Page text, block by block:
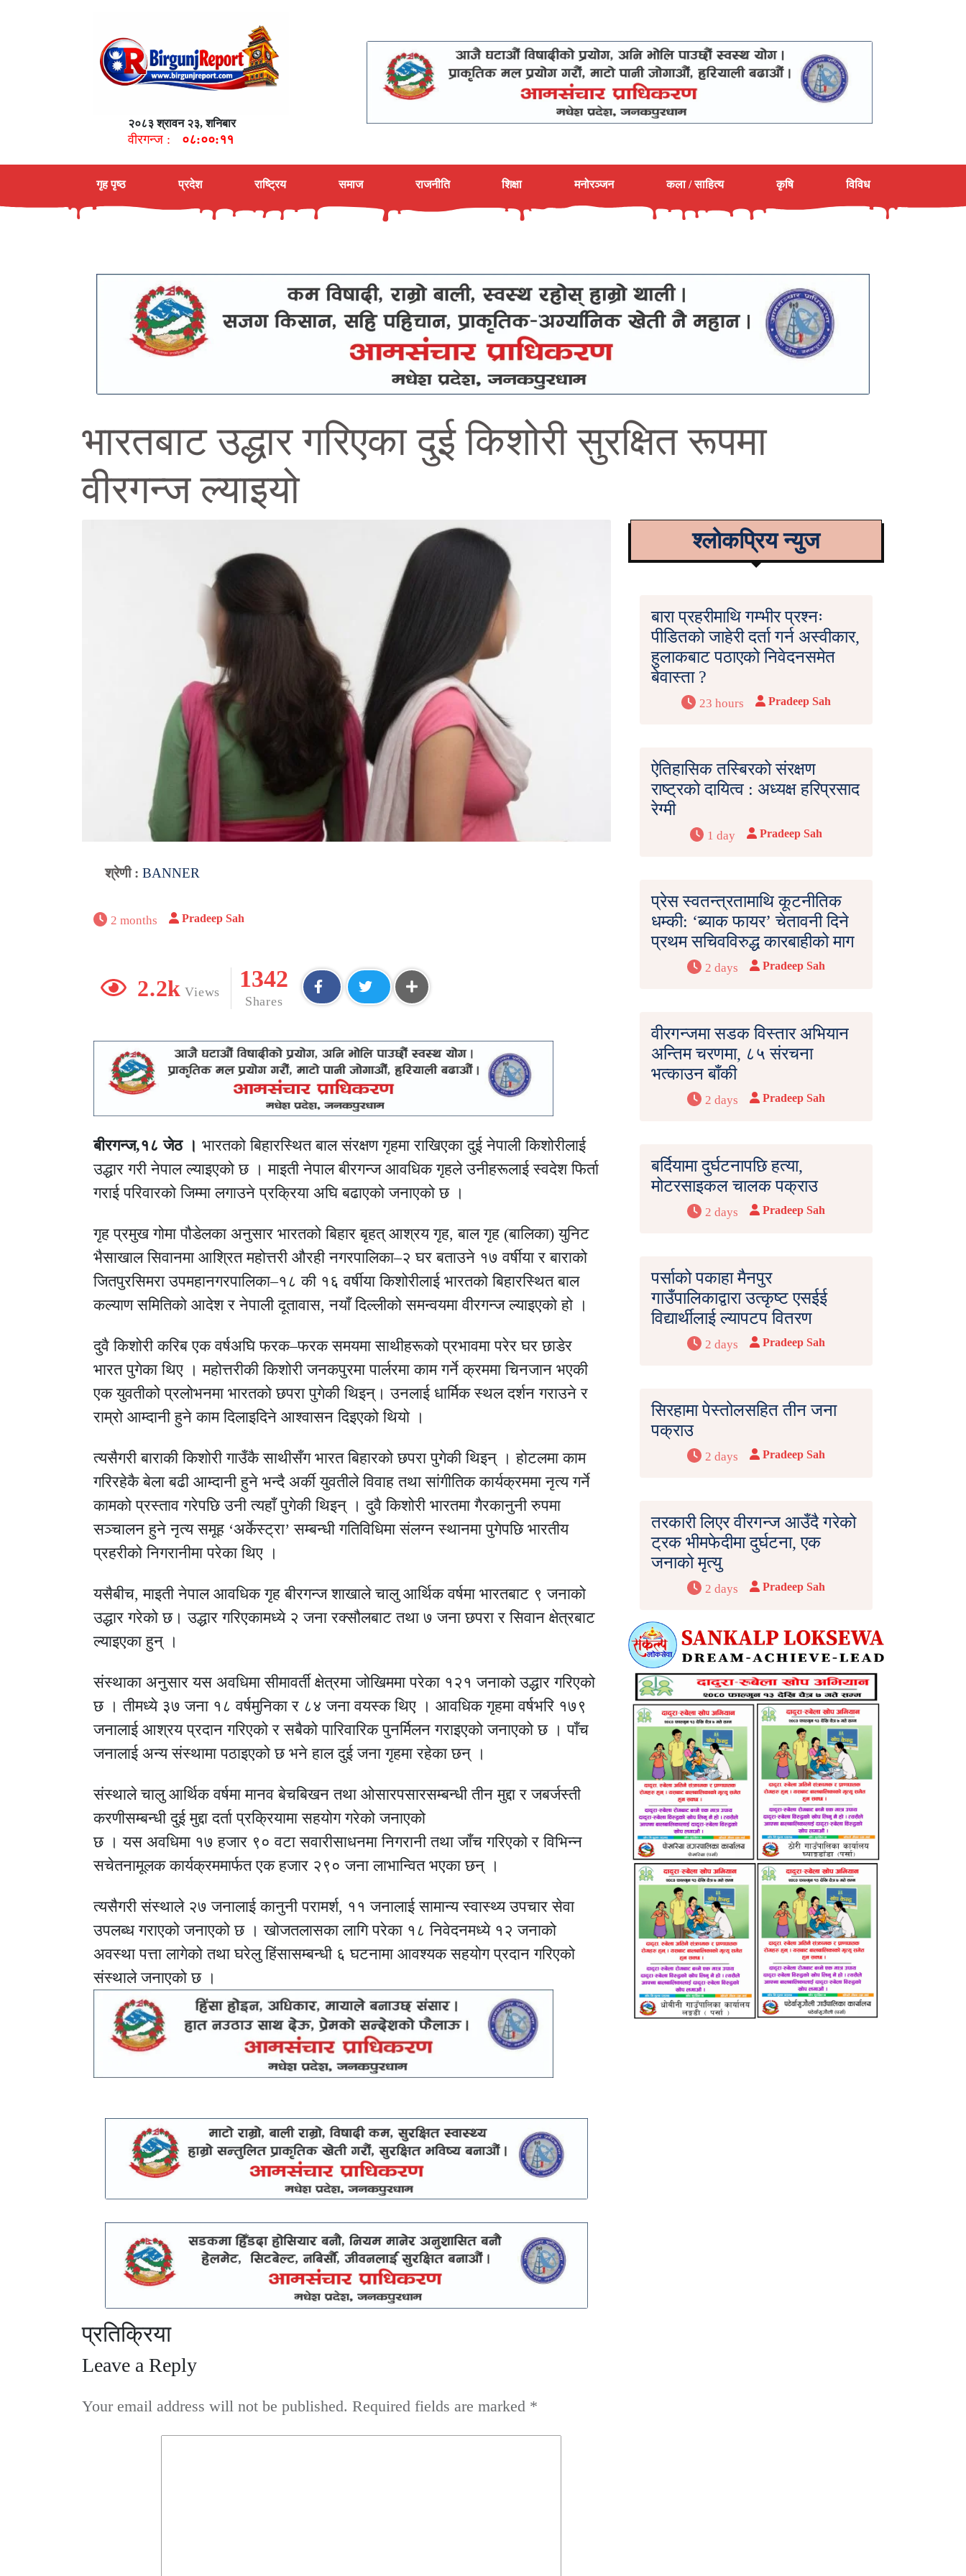
२०८३ श्रावन २३, शनिबार
वीरगन्ज : ०८:००:१२
गृह पृष्ठ प्रदेश राष्ट्रिय समाज राजनीति शिक्षा मनोरञ्जन कला / साहित्य कृषि विविध
भारतबाट उद्धार गरिएका दुई किशोरी सुरक्षित रूपमा
वीरगन्ज ल्याइयो
श्रेणी : BANNER
2 months Pradeep Sah
2.2k Views
1342
Shares
बीरगन्ज,१८ जेठ । भारतको बिहारस्थित बाल संरक्षण गृहमा राखिएका दुई नेपाली किशोरीलाई
उद्धार गरी नेपाल ल्याइएको छ । माइती नेपाल बीरगन्ज आवधिक गृहले उनीहरूलाई स्वदेश फिर्ता
गराई परिवारको जिम्मा लगाउने प्रक्रिया अघि बढाएको जनाएको छ ।
गृह प्रमुख गोमा पौडेलका अनुसार भारतको बिहार बृहत् आश्रय गृह, बाल गृह (बालिका) युनिट
भैसाखाल सिवानमा आश्रित महोत्तरी औरही नगरपालिका–२ घर बताउने १७ वर्षीया र बाराको
जितपुरसिमरा उपमहानगरपालिका–१८ की १६ वर्षीया किशोरीलाई भारतको बिहारस्थित बाल
कल्याण समितिको आदेश र नेपाली दूतावास, नयाँ दिल्लीको समन्वयमा वीरगन्ज ल्याइएको हो ।
दुवै किशोरी करिब एक वर्षअघि फरक–फरक समयमा साथीहरूको प्रभावमा परेर घर छाडेर
भारत पुगेका थिए । महोत्तरीकी किशोरी जनकपुरमा पार्लरमा काम गर्ने क्रममा चिनजान भएकी
एक युवतीको प्रलोभनमा भारतको छपरा पुगेकी थिइन्। उनलाई धार्मिक स्थल दर्शन गराउने र
राम्रो आम्दानी हुने काम दिलाइदिने आश्वासन दिइएको थियो ।
त्यसैगरी बाराकी किशोरी गाउँकै साथीसँग भारत बिहारको छपरा पुगेकी थिइन् । होटलमा काम
गरिरहेकै बेला बढी आम्दानी हुने भन्दै अर्की युवतीले विवाह तथा सांगीतिक कार्यक्रममा नृत्य गर्ने
कामको प्रस्ताव गरेपछि उनी त्यहाँ पुगेकी थिइन् । दुवै किशोरी भारतमा गैरकानुनी रुपमा
सञ्चालन हुने नृत्य समूह ‘अर्केस्ट्रा’ सम्बन्धी गतिविधिमा संलग्न स्थानमा पुगेपछि भारतीय
प्रहरीको निगरानीमा परेका थिए ।
यसैबीच, माइती नेपाल आवधिक गृह बीरगन्ज शाखाले चालु आर्थिक वर्षमा भारतबाट ९ जनाको
उद्धार गरेको छ। उद्धार गरिएकामध्ये २ जना रक्सौलबाट तथा ७ जना छपरा र सिवान क्षेत्रबाट
ल्याइएका हुन् ।
संस्थाका अनुसार यस अवधिमा सीमावर्ती क्षेत्रमा जोखिममा परेका १२१ जनाको उद्धार गरिएको
छ । तीमध्ये ३७ जना १८ वर्षमुनिका र ८४ जना वयस्क थिए । आवधिक गृहमा वर्षभरि १७९
जनालाई आश्रय प्रदान गरिएको र सबैको पारिवारिक पुनर्मिलन गराइएको जनाएको छ । पाँच
जनालाई अन्य संस्थामा पठाइएको छ भने हाल दुई जना गृहमा रहेका छन् ।
संस्थाले चालु आर्थिक वर्षमा मानव बेचबिखन तथा ओसारपसारसम्बन्धी तीन मुद्दा र जबर्जस्ती
करणीसम्बन्धी दुई मुद्दा दर्ता प्रक्रियामा सहयोग गरेको जनाएको
छ । यस अवधिमा १७ हजार ९० वटा सवारीसाधनमा निगरानी तथा जाँच गरिएको र विभिन्न
सचेतनामूलक कार्यक्रममार्फत एक हजार २९० जना लाभान्वित भएका छन् ।
त्यसैगरी संस्थाले २७ जनालाई कानुनी परामर्श, ११ जनालाई सामान्य स्वास्थ्य उपचार सेवा
उपलब्ध गराएको जनाएको छ । खोजतलासका लागि परेका १८ निवेदनमध्ये १२ जनाको
अवस्था पत्ता लागेको तथा घरेलु हिंसासम्बन्धी ६ घटनामा आवश्यक सहयोग प्रदान गरिएको
संस्थाले जनाएको छ ।
प्रतिक्रिया
Leave a Reply
Your email address will not be published. Required fields are marked *
श्लोकप्रिय न्युज
बारा प्रहरीमाथि गम्भीर प्रश्नः
पीडितको जाहेरी दर्ता गर्न अस्वीकार,
हुलाकबाट पठाएको निवेदनसमेत
बेवास्ता ?
23 hours Pradeep Sah
ऐतिहासिक तस्बिरको संरक्षण
राष्ट्रको दायित्व : अध्यक्ष हरिप्रसाद
रेग्मी
1 day Pradeep Sah
प्रेस स्वतन्त्रतामाथि कूटनीतिक
धम्की: ‘ब्याक फायर’ चेतावनी दिने
प्रथम सचिवविरुद्ध कारबाहीको माग
2 days Pradeep Sah
वीरगन्जमा सडक विस्तार अभियान
अन्तिम चरणमा, ८५ संरचना
भत्काउन बाँकी
2 days Pradeep Sah
बर्दियामा दुर्घटनापछि हत्या,
मोटरसाइकल चालक पक्राउ
2 days Pradeep Sah
पर्साको पकाहा मैनपुर
गाउँपालिकाद्वारा उत्कृष्ट एसईई
विद्यार्थीलाई ल्यापटप वितरण
2 days Pradeep Sah
सिरहामा पेस्तोलसहित तीन जना
पक्राउ
2 days Pradeep Sah
तरकारी लिएर वीरगन्ज आउँदै गरेको
ट्रक भीमफेदीमा दुर्घटना, एक
जनाको मृत्यु
2 days Pradeep Sah